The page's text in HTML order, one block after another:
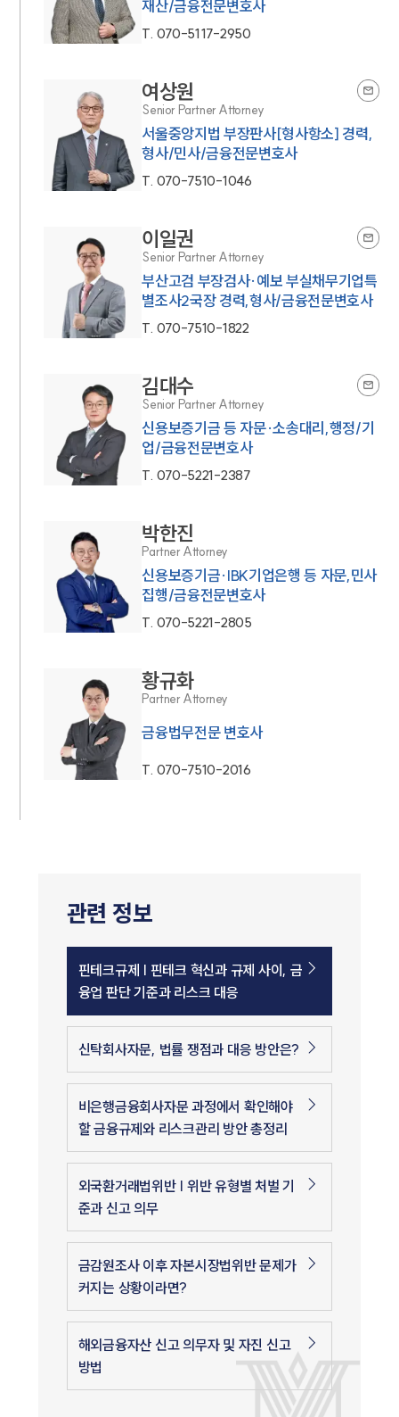
재산/금융전문변호사
T. 070-5117-2950
여상원
Senior Partner Attorney
서울중앙지법 부장판사[형사항소] 경력,
형사/민사/금융전문변호사
T. 070-7510-1046
이일권
Senior Partner Attorney
부산고검 부장검사·예보 부실채무기업특
별조사2국장 경력,형사/금융전문변호사
T. 070-7510-1822
김대수
Senior Partner Attorney
신용보증기금 등 자문·소송대리,행정/기
업/금융전문변호사
T. 070-5221-2387
박한진
Partner Attorney
신용보증기금·IBK기업은행 등 자문,민사
집행/금융전문변호사
T. 070-5221-2805
황규화
Partner Attorney
금융법무전문 변호사
T. 070-7510-2016
관련 정보
핀테크규제 | 핀테크 혁신과 규제 사이, 금
융업 판단 기준과 리스크 대응
신탁회사자문, 법률 쟁점과 대응 방안은?
비은행금융회사자문 과정에서 확인해야
할 금융규제와 리스크관리 방안 총정리
외국환거래법위반 | 위반 유형별 처벌 기
준과 신고 의무
금감원조사 이후 자본시장법위반 문제가
커지는 상황이라면?
해외금융자산 신고 의무자 및 자진 신고
방법